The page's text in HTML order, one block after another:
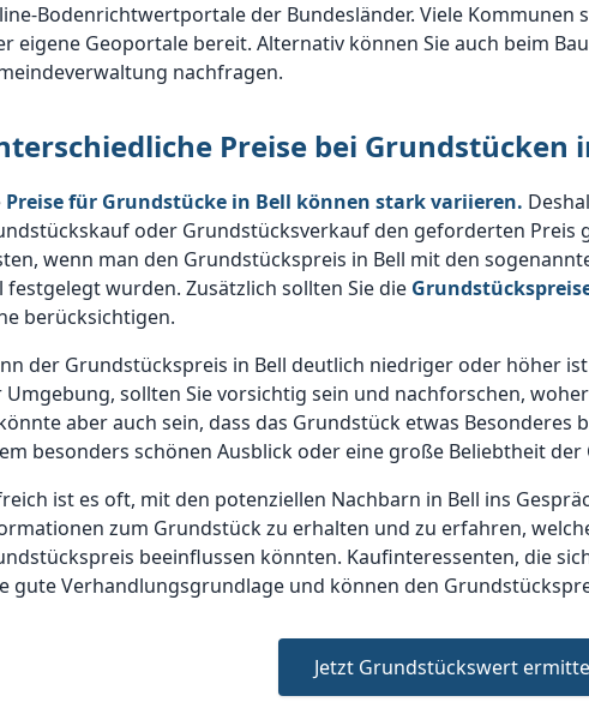
Bodenrichtwertportale der Bundesländer. Viele Kommunen
eigene Geoportale bereit. Alternativ können Sie auch beim
nachfragen.
Preise bei Grundstücken
Preise für Grundstücke in Bell können stark variieren.
oder Grundstücksverkauf den geforderten Preis
wenn man den Grundstückspreis in Bell mit den
festgelegt wurden. Zusätzlich sollten Sie die
berücksichtigen.
der Grundstückspreis in Bell deutlich niedriger oder höher
Umgebung, sollten Sie vorsichtig sein und nachforschen,
aber auch sein, dass das Grundstück etwas Besonderes
besonders schönen Ausblick oder eine große Beliebtheit der
ist es oft, mit den potenziellen Nachbarn in Bell ins
zum Grundstück zu erhalten und zu erfahren,
beeinflussen könnten. Kaufinteressenten, die
gute Verhandlungsgrundlage und können den
Jetzt Grundstückswert